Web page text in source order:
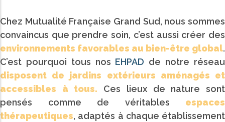
Chez Mutualité Française Grand Sud, nous sommes
convaincus que prendre soin, c’est aussi créer des
environnements favorables au bien-être global.
C’est pourquoi tous nos EHPAD de notre réseau
disposent de jardins extérieurs aménagés et
accessibles à tous.
Ces lieux de nature sont
pensés comme de véritables espaces
thérapeutiques, adaptés à chaque établissement